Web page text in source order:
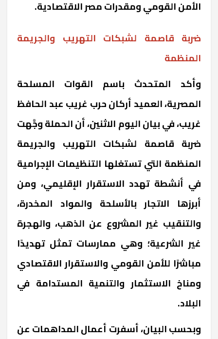
الأمن القومي ومقدرات مصر الاقتصادية.
ضربة قاصمة لشبكات التهريب والجريمة
المنظمة
وأكد المتحدث باسم القوات المسلحة
المصرية، العميد أركان حرب غريب عبد الحافظ
غريب، في بيان اليوم الاثنين، أن الحملة وجَّهت
ضربة قاصمة لشبكات التهريب والجريمة
المنظمة التي تستغلها التنظيمات الإجرامية
في أنشطة تهدد الاستقرار الإقليمي، ومن
أبرزها الاتجار بالأسلحة والمواد المخدرة،
والتنقيب غير المشروع عن الذهب، والهجرة
غير الشرعية؛ وهي ممارسات تمثل تهديدًا
مباشرًا للأمن القومي والاستقرار الاقتصادي
ومناخ الاستثمار والتنمية المستدامة في
البلاد.
وبحسب البيان، أسفرت أعمال المداهمات عن